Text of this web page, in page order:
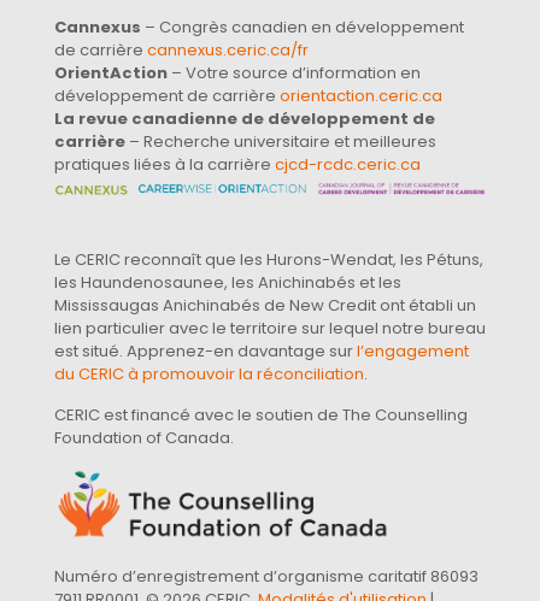
Cannexus – Congrès canadien en développement
de carrière cannexus.ceric.ca/fr
OrientAction – Votre source d’information en
développement de carrière orientaction.ceric.ca
La revue canadienne de développement de
carrière – Recherche universitaire et meilleures
pratiques liées à la carrière cjcd-rcdc.ceric.ca
Le CERIC reconnaît que les Hurons-Wendat, les Pétuns,
les Haundenosaunee, les Anichinabés et les
Mississaugas Anichinabés de New Credit ont établi un
lien particulier avec le territoire sur lequel notre bureau
est situé. Apprenez-en davantage surl’engagement
du CERIC à promouvoir la réconciliation.
CERIC est financé avec le soutien de The Counselling
Foundation of Canada.
Numéro d’enregistrement d’organisme caritatif 86093